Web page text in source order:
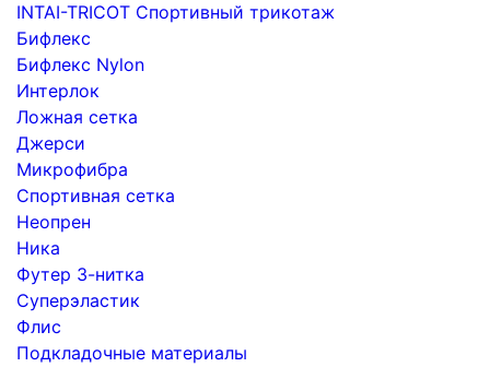
INTAI-TRICOT Спортивный трикотаж
Бифлекс
Бифлекс Nylon
Интерлок
Ложная сетка
Джерси
Микрофибра
Спортивная сетка
Неопрен
Ника
Футер 3-нитка
Суперэластик
Флис
Подкладочные материалы